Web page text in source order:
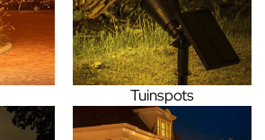
Tuinspots